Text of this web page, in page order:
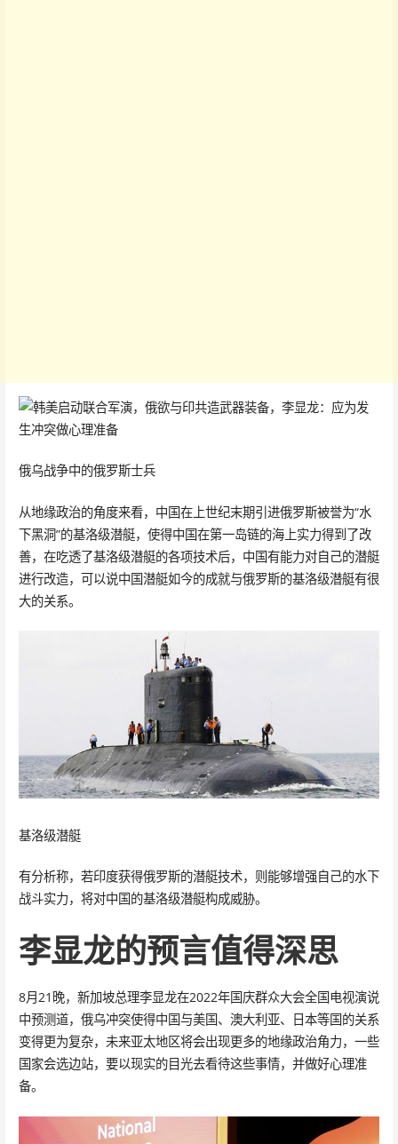
俄乌战争中的俄罗斯士兵
从地缘政治的角度来看，中国在上世纪末期引进俄罗斯被誉为“水
下黑洞”的基洛级潜艇，使得中国在第一岛链的海上实力得到了改
善，在吃透了基洛级潜艇的各项技术后，中国有能力对自己的潜艇
进行改造，可以说中国潜艇如今的成就与俄罗斯的基洛级潜艇有很
大的关系。
基洛级潜艇
有分析称，若印度获得俄罗斯的潜艇技术，则能够增强自己的水下
战斗实力，将对中国的基洛级潜艇构成威胁。
李显龙的预言值得深思
8月21晚，新加坡总理李显龙在2022年国庆群众大会全国电视演说
中预测道，俄乌冲突使得中国与美国、澳大利亚、日本等国的关系
变得更为复杂，未来亚太地区将会出现更多的地缘政治角力，一些
国家会选边站，要以现实的目光去看待这些事情，并做好心理准
备。